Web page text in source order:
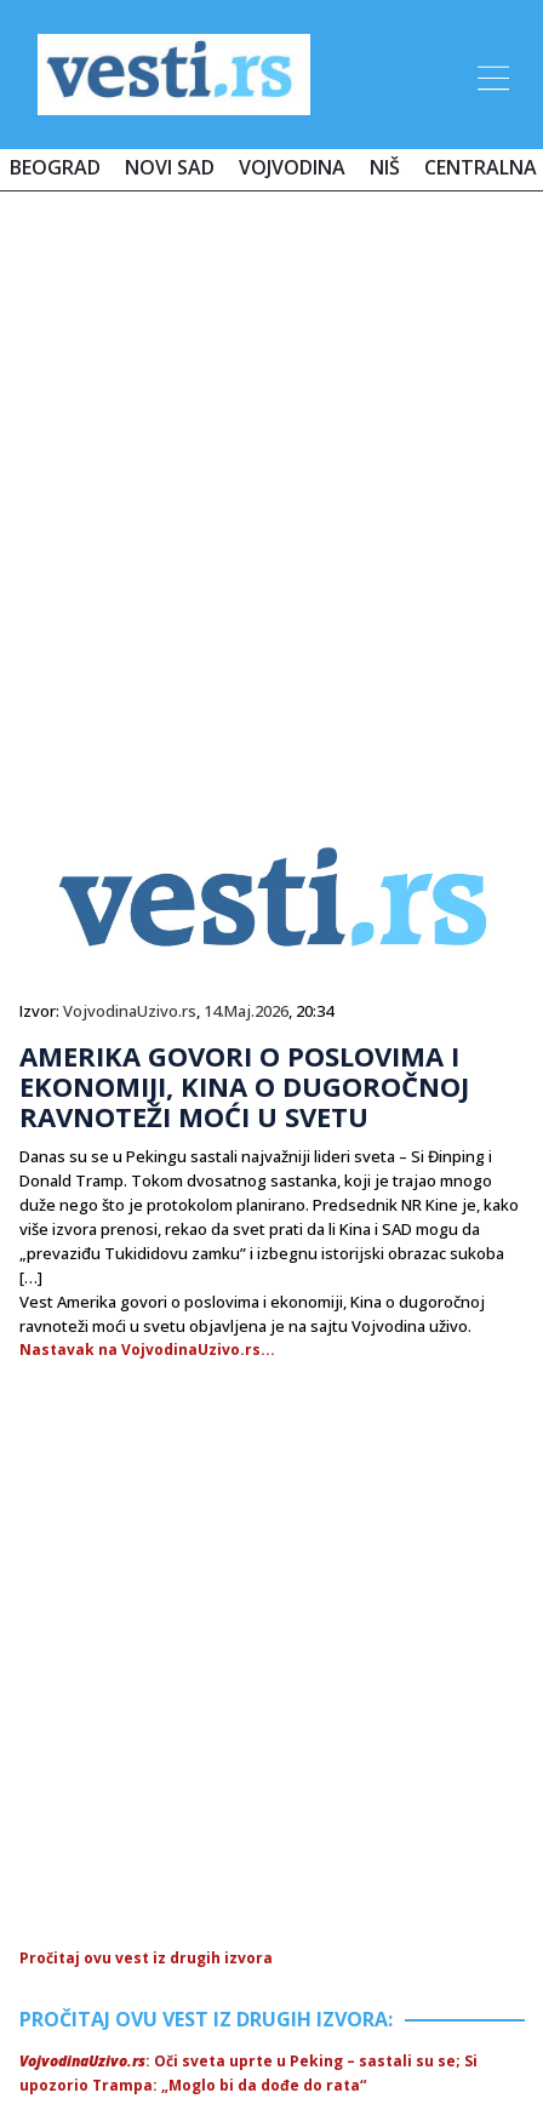
BEOGRAD NOVI SAD VOJVODINA NIŠ CENTRALNA
Izvor: VojvodinaUzivo.rs, 14.Maj.2026, 20:34
AMERIKA GOVORI O POSLOVIMA I
EKONOMIJI, KINA O DUGOROČNOJ
RAVNOTEŽI MOĆI U SVETU
Danas su se u Pekingu sastali najvažniji lideri sveta – Si Đinping i
Donald Tramp. Tokom dvosatnog sastanka, koji je trajao mnogo
duže nego što je protokolom planirano. Predsednik NR Kine je, kako
više izvora prenosi, rekao da svet prati da li Kina i SAD mogu da
„prevaziđu Tukididovu zamku” i izbegnu istorijski obrazac sukoba
[…]
Vest Amerika govori o poslovima i ekonomiji, Kina o dugoročnoj
ravnoteži moći u svetu objavljena je na sajtu Vojvodina uživo.
Nastavak na VojvodinaUzivo.rs...
Pročitaj ovu vest iz drugih izvora
PROČITAJ OVU VEST IZ DRUGIH IZVORA:
VojvodinaUzivo.rs: Oči sveta uprte u Peking – sastali su se; Si
upozorio Trampa: „Moglo bi da dođe do rata“